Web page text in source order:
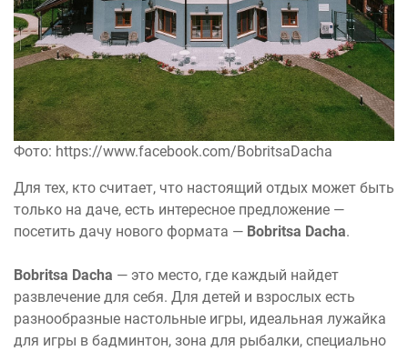
Фото: https://www.facebook.com/BobritsaDacha
Для тех, кто считает, что настоящий отдых может быть
только на даче, есть интересное предложение —
посетить дачу нового формата — Bobritsa Dacha.
Bobritsa Dacha — это место, где каждый найдет
развлечение для себя. Для детей и взрослых есть
разнообразные настольные игры, идеальная лужайка
для игры в бадминтон, зона для рыбалки, специально